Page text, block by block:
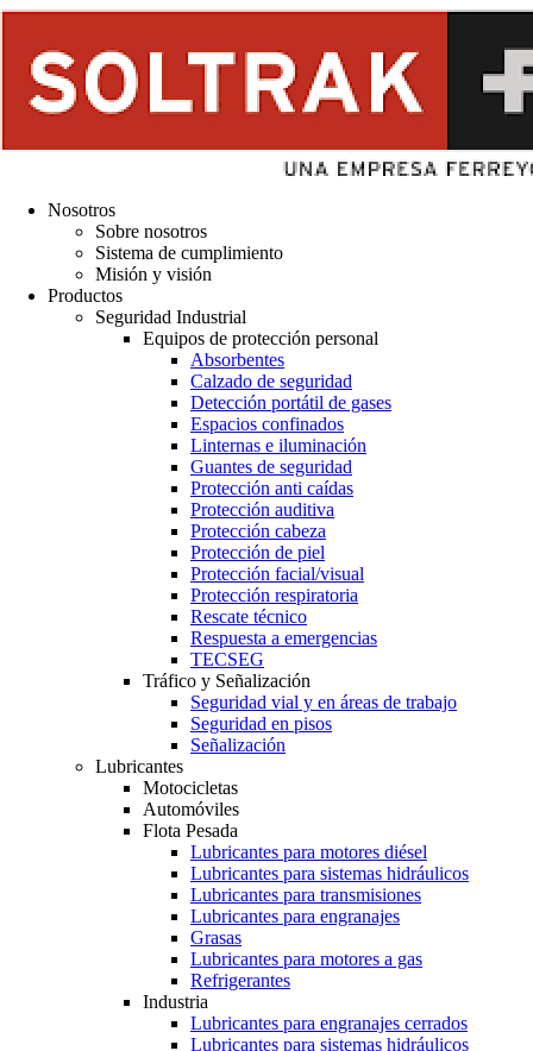
Nosotros
Sobre nosotros
Sistema de cumplimiento
Misión y visión
Productos
Seguridad Industrial
Equipos de protección personal
Absorbentes
Calzado de seguridad
Detección portátil de gases
Espacios confinados
Linternas e iluminación
Guantes de seguridad
Protección anti caídas
Protección auditiva
Protección cabeza
Protección de piel
Protección facial/visual
Protección respiratoria
Rescate técnico
Respuesta a emergencias
TECSEG
Tráfico y Señalización
Seguridad vial y en áreas de trabajo
Seguridad en pisos
Señalización
Lubricantes
Motocicletas
Automóviles
Flota Pesada
Lubricantes para motores diésel
Lubricantes para sistemas hidráulicos
Lubricantes para transmisiones
Lubricantes para engranajes
Grasas
Lubricantes para motores a gas
Refrigerantes
Industria
Lubricantes para engranajes cerrados
Lubricantes para sistemas hidráulicos